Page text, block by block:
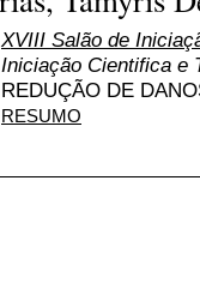
XVIII Salão de
Iniciação Cientifica e
REDUÇÃO DE
RESUMO